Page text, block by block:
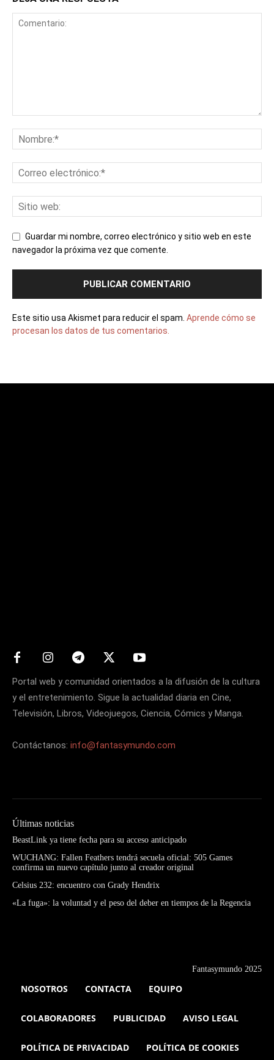
Guardar mi nombre, correo electrónico y sitio web en este
navegador la próxima vez que comente.
Este sitio usa Akismet para reducir el spam. Aprende cómo se
procesan los datos de tus comentarios.
Portal web y comunidad orientados a la difusión de la cultura
y el entretenimiento. Sigue la actualidad diaria en Cine,
Televisión, Libros, Videojuegos, Ciencia, Cómics y Manga.
Contáctanos: info@fantasymundo.com
Últimas noticias
BeastLink ya tiene fecha para su acceso anticipado
WUCHANG: Fallen Feathers tendrá secuela oficial: 505 Games
confirma un nuevo capítulo junto al creador original
Celsius 232: encuentro con Grady Hendrix
«La fuga»: la voluntad y el peso del deber en tiempos de la Regencia
Fantasymundo 2025
NOSOTROS CONTACTA EQUIPO
COLABORADORES PUBLICIDAD AVISO LEGAL
POLÍTICA DE PRIVACIDAD POLÍTICA DE COOKIES